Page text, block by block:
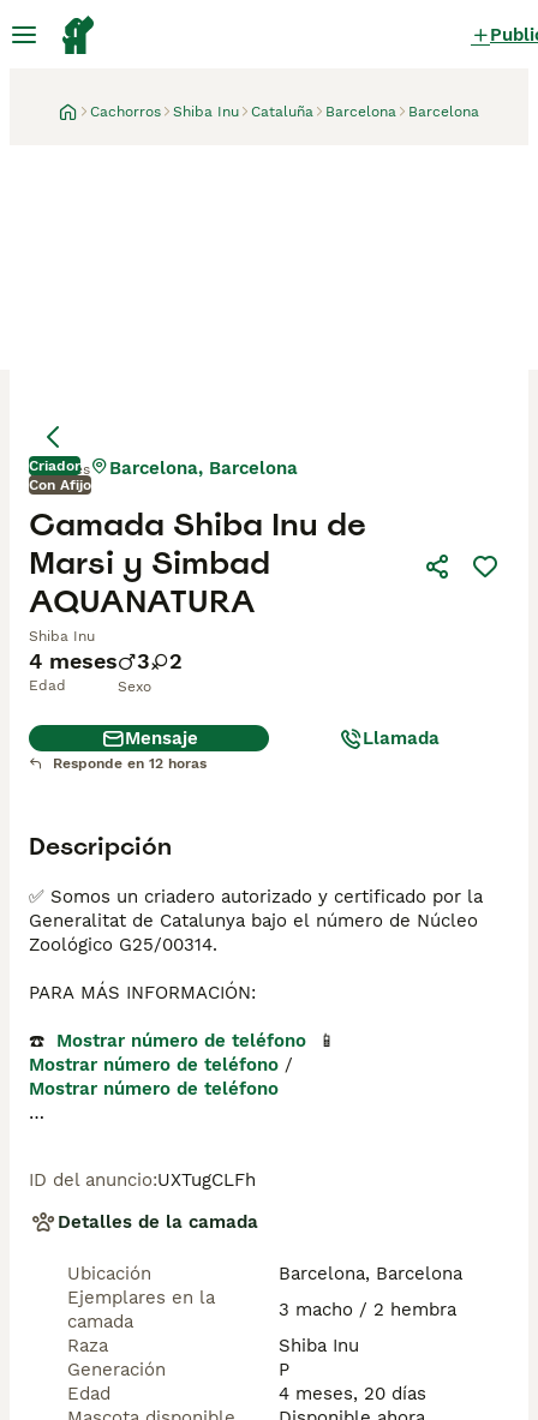
Cachorros Shiba Inu Cataluña Barcelona Barcelona
Criador
Con Afijo
4 meses
Edad
3 2
Sexo
Camada Shiba Inu de
Marsi y Simbad
AQUANATURA
Shiba Inu
1 mes Barcelona, Barcelona
Mensaje Llamada
Responde en 12 horas
Descripción
✅ Somos un criadero autorizado y certificado por la
Generalitat de Catalunya bajo el número de Núcleo
Zoológico G25/00314.
PARA MÁS INFORMACIÓN:
☎️ Mostrar número de teléfono
Mostrar número de teléfono
Mostrar número de teléfono
🚙 Hacemos envíos
de Barcelona, de Lunes a Sábados.
Se entregan con sus vacunas, desparasitados interna y
externamente, con microchip y su registro, cartilla
sanitaria y contrato de garantías, documentación legal
y factura.
ID del anuncio:UXTugCLFh
Detalles de la camada
Ubicación
Barcelona, Barcelona
Ejemplares en la
camada
3 macho / 2 hembra
Raza
Shiba Inu
Generación
P
Edad
4 meses, 20 días